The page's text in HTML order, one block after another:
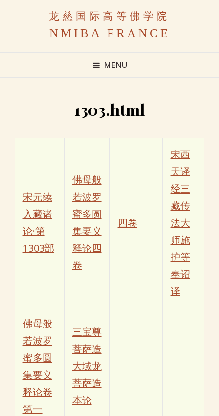
龙慈国际高等佛学院
NMIBA FRANCE
MENU
1303.html
宋元续
入藏诸
论·第
1303部
佛母般
若波罗
蜜多圆
集要义
释论四
卷
四卷
宋西
天译
经三
藏传
法大
师施
护等
奉诏
译
佛母般
若波罗
蜜多圆
集要义
释论卷
第一
三宝尊
菩萨造
大域龙
菩萨造
本论